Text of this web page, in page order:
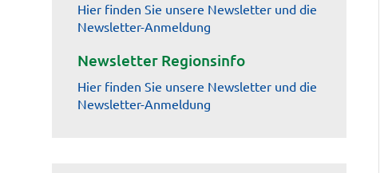
Hier finden Sie unsere Newsletter und die
Newsletter-Anmeldung
Newsletter Regionsinfo
Hier finden Sie unsere Newsletter und die
Newsletter-Anmeldung